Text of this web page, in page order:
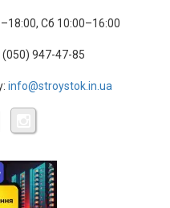
Сб 10:00–16:00
947-47-85
info@stroystok.in.ua